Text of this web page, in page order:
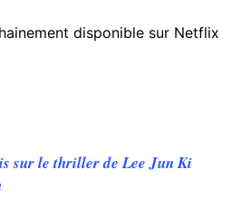
disponible sur Netflix
sur le thriller de Lee Jun Ki